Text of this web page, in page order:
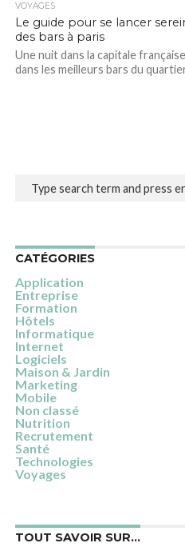
VOYAGES
Le guide pour se lancer
des bars à paris
Une nuit dans la capitale
dans les meilleurs bars du
CATÉGORIES
Application
Entreprise
Formation
Hôtels
Informatique
Internet
Logiciels
Maison & Jardin
Marketing
Mobile
Non classé
Nutrition
Recrutement
Santé
Technologies
Voyages
TOUT SAVOIR SUR…